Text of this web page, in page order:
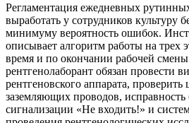
Регламентация ежедневных
выработать у сотрудников культуру
минимуму вероятность ошибок.
описывает алгоритм работы на трех
время и по окончании рабочей
рентгенолаборант обязан провести
рентгеновского аппарата, проверить
заземляющих проводов, исправность
сигнализации «Не входить!» и